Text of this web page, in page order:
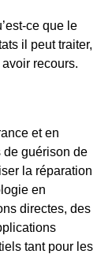
ce que le
il peut traiter,
recours.
et en
de guérison de
la réparation
en
directes, des
tant pour les